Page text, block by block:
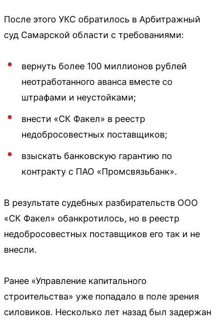
После этого УКС обратилось в Арбитражный
суд Самарской области с требованиями:
вернуть более 100 миллионов рублей
неотработанного аванса вместе со
штрафами и неустойками;
внести «СК Факел» в реестр
недобросовестных поставщиков;
взыскать банковскую гарантию по
контракту с ПАО «Промсвязьбанк».
В результате судебных разбирательств ООО
«СК Факел» обанкротилось, но в реестр
недобросовестных поставщиков его так и не
внесли.
Ранее «Управление капитального
строительства» уже попадало в поле зрения
силовиков. Несколько лет назад был задержан